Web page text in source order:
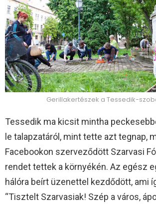
Gerillakertészek a Tessedik-
Tessedik ma kicsit mintha
le talapzatáról, mint tette azt tegnap,
Facebookon szerveződött Szarvasi
rendet tettek a környékén. Az egész
hálóra beírt üzenettel kezdődött, ami
“Tisztelt Szarvasiak! Szép a város,